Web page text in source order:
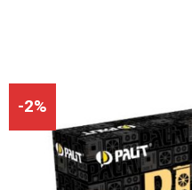
-2%